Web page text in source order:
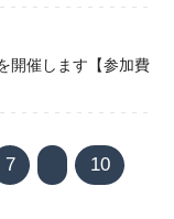
開催します【参加費
7
10